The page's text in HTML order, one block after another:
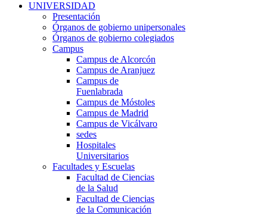
UNIVERSIDAD
Presentación
Órganos de gobierno unipersonales
Órganos de gobierno colegiados
Campus
Campus de Alcorcón
Campus de Aranjuez
Campus de
Fuenlabrada
Campus de Móstoles
Campus de Madrid
Campus de Vicálvaro
sedes
Hospitales
Universitarios
Facultades y Escuelas
Facultad de Ciencias
de la Salud
Facultad de Ciencias
de la Comunicación